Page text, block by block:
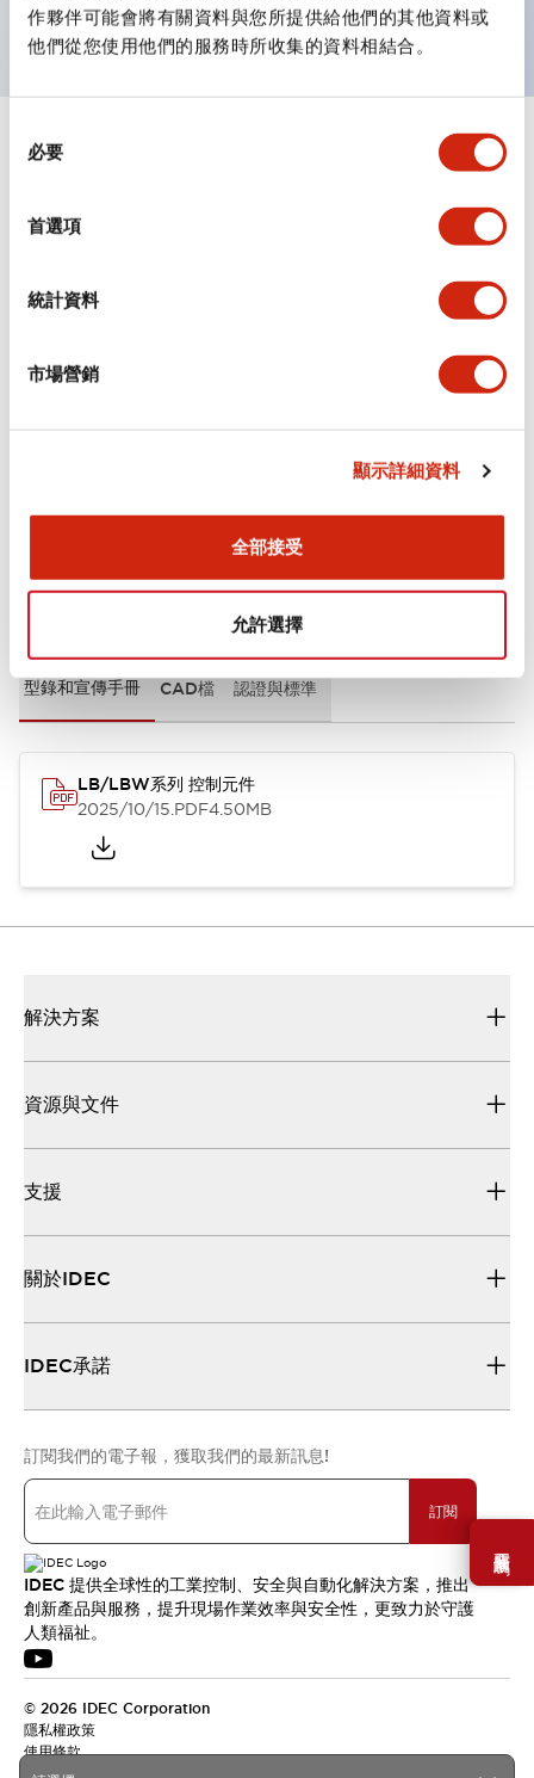
作夥伴可能會將有關資料與您所提供給他們的其他資料或
他們從您使用他們的服務時所收集的資料相結合。
必要
首選項
統計資料
市場營銷
顯示詳細資料
全部接受
允許選擇
需要幫助嗎？
LED照明帶來明亮且清晰的照明面
規格 顯示全部 +
文件和檔案
型錄和宣傳手冊 CAD檔 認證與標準
LB/LBW系列 控制元件
2025/10/15.PDF4.50MB
解決方案
資源與文件
支援
關於IDEC
IDEC承諾
訂閱我們的電子報，獲取我們的最新訊息!
訂閱
IDEC 提供全球性的工業控制、安全與自動化解決方案，推出
創新產品與服務，提升現場作業效率與安全性，更致力於守護
人類福祉。
© 2026 IDEC Corporation
隱私權政策
使用條款